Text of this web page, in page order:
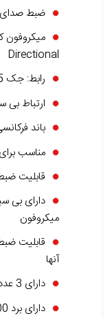
ضبط صدای
Directional
رابط: جک 3.5 میلی متری
ارتباط بی
باند فرکانسی 2.4
مناسب
قابلیت ضبط تا 40 ساعت با
میکروفون
قابلیت
آنها
دارای 3 عدد خز بادگیر
دارای برد 200 متر